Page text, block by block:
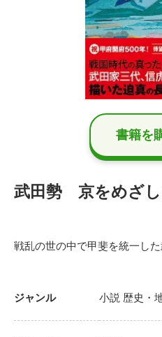
書籍を
武田勢 京をめざ
戦乱の世の中で甲斐を統一し
ジャンル 小説 歴史・